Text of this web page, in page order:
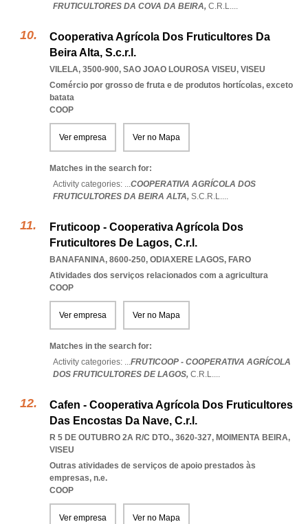
FRUTICULTORES DA COVA DA BEIRA, C.R.L....
Cooperativa Agrícola Dos Fruticultores Da
Beira Alta, S.c.r.l.
VILELA, 3500-900, SAO JOAO LOUROSA VISEU, VISEU
Comércio por grosso de fruta e de produtos hortícolas, exceto
batata
COOP
Ver empresa Ver no Mapa
Matches in the search for:
Activity categories: ...COOPERATIVA AGRÍCOLA DOS
FRUTICULTORES DA BEIRA ALTA, S.C.R.L....
Fruticoop - Cooperativa Agrícola Dos
Fruticultores De Lagos, C.r.l.
BANAFANINA, 8600-250, ODIAXERE LAGOS, FARO
Atividades dos serviços relacionados com a agricultura
COOP
Ver empresa Ver no Mapa
Matches in the search for:
Activity categories: ...FRUTICOOP - COOPERATIVA AGRÍCOLA
DOS FRUTICULTORES DE LAGOS, C.R.L....
Cafen - Cooperativa Agrícola Dos Fruticultores
Das Encostas Da Nave, C.r.l.
R 5 DE OUTUBRO 2A R/C DTO., 3620-327, MOIMENTA BEIRA,
VISEU
Outras atividades de serviços de apoio prestados às
empresas, n.e.
COOP
Ver empresa Ver no Mapa